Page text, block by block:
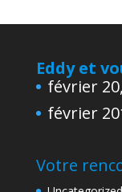
Eddy et
février
février
Votre